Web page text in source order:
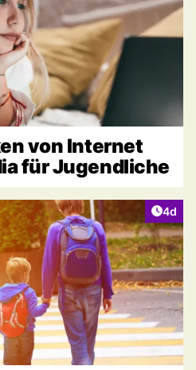
von Internet
für Jugendliche
4d